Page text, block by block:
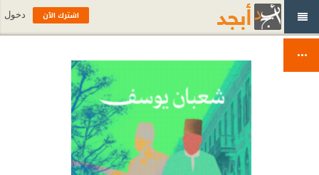
اشترك الآن دخول